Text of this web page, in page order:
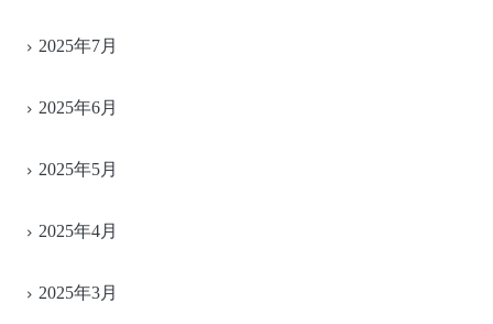
2025年7月
2025年6月
2025年5月
2025年4月
2025年3月